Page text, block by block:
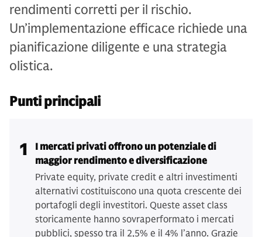
rendimenti corretti per il rischio.
Un’implementazione efficace richiede una
pianificazione diligente e una strategia
olistica.
Punti principali
1
I mercati privati offrono un potenziale di
maggior rendimento e diversificazione
Private equity, private credit e altri investimenti
alternativi costituiscono una quota crescente dei
portafogli degli investitori. Queste asset class
storicamente hanno sovraperformato i mercati
pubblici, spesso tra il 2,5% e il 4% l’anno. Grazie